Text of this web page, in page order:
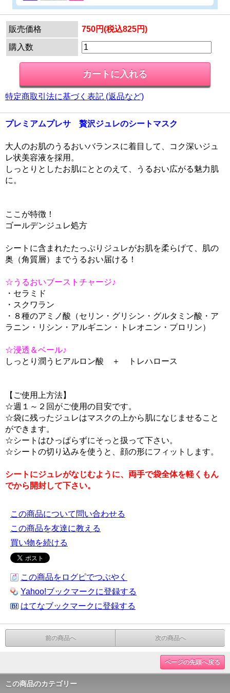
販売価格 750円(税込825円)
購入数
特定商取引法に基づく表記 (返品など)
プレミアムプレサ 贅沢ジュレのシートマスク
大人のお肌のうるおいバランスに着目して、コク深いジュ
レ状美容液を採用。
しっとりとしたお肌にととのえて、うるおい広がる魅力肌
に。
ここが特徴！
ゴールデンジュレ処方
シートに含まれたたっぷりジュレがお肌を柔らげて、肌の
奥（角質層）までうるおい届ける！
☆うるおいブーストチャージ♪
・セラミド
・スクワラン
・８種のアミノ酸（セリン・グリシン・グルタミン酸・ア
ラニン・リシン・アルギニン・トレオニン・プロリン）
☆浸透＆ベール♪
しっとり潤うヒアルロン酸 ＋ トレハロース
【ご使用上方法】
☆週１～２回がご使用の目安です。
☆袋に残ったジュレはマスクの上から肌になじませること
ができます。
☆シートはひっぱらずにそっと扱って下さい。
☆シートの切り込みを使うと、顔の形にフィットします。
シートにジュレがなじむように、両手で袋全体を軽くもん
でから開封して下さい。
この商品について問い合わせる
この商品を友達に教える
買い物を続ける
この商品をログピでつぶやく
Yahoo!ブックマークに登録する
はてなブックマークに登録する
前の商品へ 次の商品へ
ページの先頭へ戻る
この商品のカテゴリー